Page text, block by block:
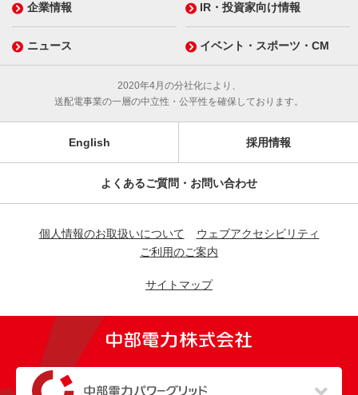
企業情報 IR・投資家向け情報
ニュース イベント・スポーツ・CM
2020年4月の分社化により、
送配電事業の一層の中立性・公平性を確保しております。
English 採用情報
よくあるご質問・お問い合わせ
個人情報のお取扱いについて
ウェブアクセシビリティ
ご利用のご案内
サイトマップ